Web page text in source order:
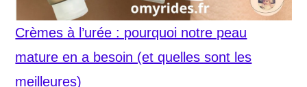
Crèmes à l’urée : pourquoi notre peau
mature en a besoin (et quelles sont les
meilleures)